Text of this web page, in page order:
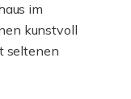
im
kunstvoll
seltenen